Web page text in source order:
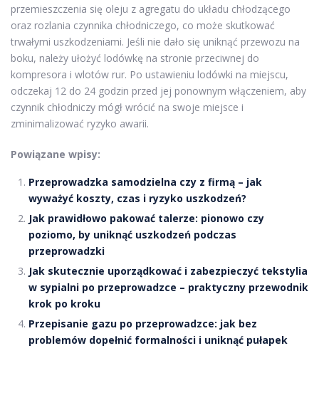
przemieszczenia się oleju z agregatu do układu chłodzącego
oraz rozlania czynnika chłodniczego, co może skutkować
trwałymi uszkodzeniami. Jeśli nie dało się uniknąć przewozu na
boku, należy ułożyć lodówkę na stronie przeciwnej do
kompresora i wlotów rur. Po ustawieniu lodówki na miejscu,
odczekaj 12 do 24 godzin przed jej ponownym włączeniem, aby
czynnik chłodniczy mógł wrócić na swoje miejsce i
zminimalizować ryzyko awarii.
Powiązane wpisy:
Przeprowadzka samodzielna czy z firmą – jak
wyważyć koszty, czas i ryzyko uszkodzeń?
Jak prawidłowo pakować talerze: pionowo czy
poziomo, by uniknąć uszkodzeń podczas
przeprowadzki
Jak skutecznie uporządkować i zabezpieczyć tekstylia
w sypialni po przeprowadzce – praktyczny przewodnik
krok po kroku
Przepisanie gazu po przeprowadzce: jak bez
problemów dopełnić formalności i uniknąć pułapek